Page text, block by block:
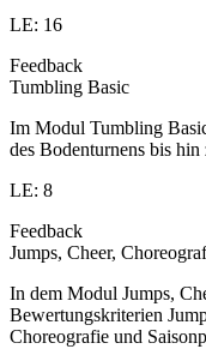
LE: 16
Feedback
Tumbling Basic
Im Modul Tumbling
des Bodenturnens bis
LE: 8
Feedback
Jumps, Cheer,
In dem Modul Jumps,
Bewertungskriterien
Choreografie und